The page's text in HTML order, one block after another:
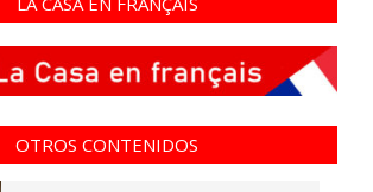
OTROS CONTENIDOS